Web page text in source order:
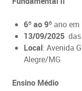
6º ao 9º ano em
13/09/2025
Local: Avenida
Alegre/MG
Ensino Médio